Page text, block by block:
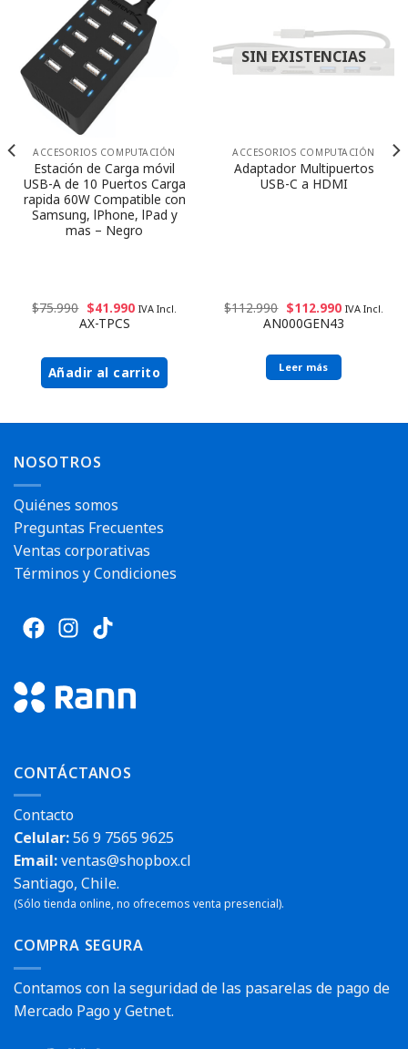
ACCESORIOS COMPUTACIÓN
Estación de Carga móvil
USB-A de 10 Puertos Carga
rapida 60W Compatible con
Samsung, lPhone, lPad y
mas – Negro
$75.990 $41.990 IVA Incl.
AX-TPCS
Añadir al carrito
SIN EXISTENCIAS
ACCESORIOS COMPUTACIÓN
Adaptador Multipuertos
USB-C a HDMI
$112.990 $112.990 IVA Incl.
AN000GEN43
Leer más
NOSOTROS
Quiénes somos
Preguntas Frecuentes
Ventas corporativas
Términos y Condiciones
CONTÁCTANOS
Contacto
Celular:56 9 7565 9625
Email:ventas@shopbox.cl
Santiago, Chile.
(Sólo tienda online, no ofrecemos venta presencial).
COMPRA SEGURA
Contamos con la seguridad de las pasarelas de pago de
Mercado Pago y Getnet.